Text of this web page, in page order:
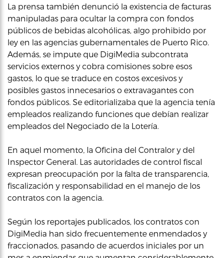
La prensa también denunció la existencia de facturas
manipuladas para ocultar la compra con fondos
públicos de bebidas alcohólicas, algo prohibido por
ley en las agencias gubernamentales de Puerto Rico.
Además, se impute que DigiMedia subcontrata
servicios externos y cobra comisiones sobre esos
gastos, lo que se traduce en costos excesivos y
posibles gastos innecesarios o extravagantes con
fondos públicos. Se editorializaba que la agencia tenía
empleados realizando funciones que debían realizar
empleados del Negociado de la Lotería.
En aquel momento, la Oficina del Contralor y del
Inspector General. Las autoridades de control fiscal
expresan preocupación por la falta de transparencia,
fiscalización y responsabilidad en el manejo de los
contratos con la agencia.
Según los reportajes publicados, los contratos con
DigiMedia han sido frecuentemente enmendados y
fraccionados, pasando de acuerdos iniciales por un